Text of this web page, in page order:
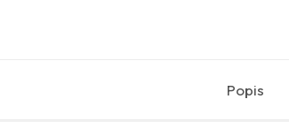
Popis